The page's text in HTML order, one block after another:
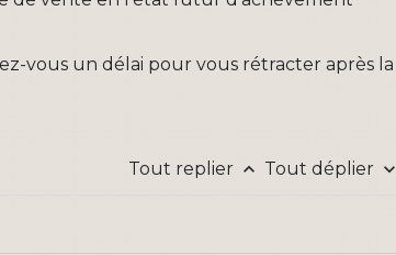
vous un délai pour vous rétracter après la
Tout replier keyboard_arrow_up Tout déplier keyboard_arrow_down